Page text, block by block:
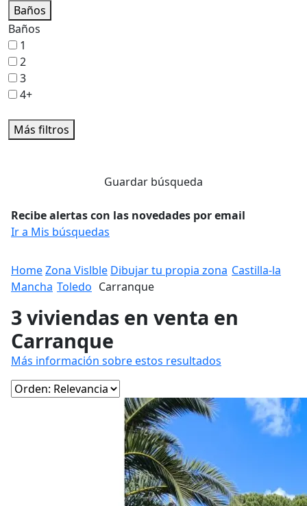
Baños
Baños
1
2
3
4+
Más filtros
Guardar búsqueda
Recibe alertas con las novedades por email
Ir a Mis búsquedas
HomeZona Vislble Dibujar tu propia zona Castilla-la
Mancha Toledo Carranque
3 viviendas en venta en
Carranque
Más información sobre estos resultados